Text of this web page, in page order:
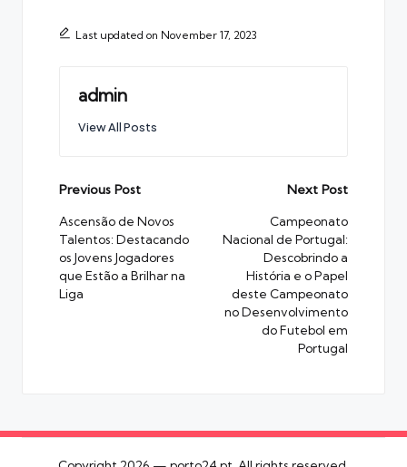
Last updated on November 17, 2023
admin
View All Posts
Post
navigation
Previous Post
Ascensão de Novos
Talentos: Destacando
os Jovens Jogadores
que Estão a Brilhar na
Liga
Next Post
Campeonato
Nacional de Portugal:
Descobrindo a
História e o Papel
deste Campeonato
no Desenvolvimento
do Futebol em
Portugal